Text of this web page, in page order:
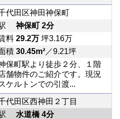
代田区神田神保町
神保町 2分
料 29.2万坪3.16万
積 30.45m²／9.21坪
保町駅より徒歩２分、１階
舗物件のご紹介です。現況
ケルトンでの引渡...
代田区西神田２丁目
水道橋 4分